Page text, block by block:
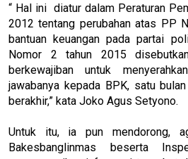
“ Hal ini diatur dalam Peraturan
2012 tentang perubahan atas PP
bantuan keuangan pada partai
Nomor 2 tahun 2015
berkewajiban untuk
jawabanya kepada BPK, satu
berakhir,” kata Joko Agus Setyono.
Untuk itu, ia pun mendorong,
Bakesbanglinmas beserta